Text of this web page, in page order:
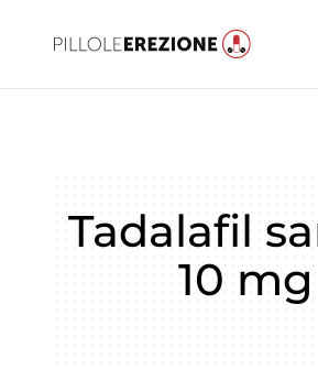
Tadalafil
10 mg